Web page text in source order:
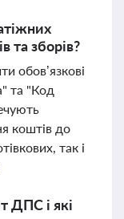
та зборів?
обов’язкові
та "Код
коштів до
так і
ДПС і які